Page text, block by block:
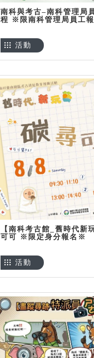
南科與考古–南科管理局
程 ※限南科管理局員工
活動
【南科考古館_舊時代新
可可 ※限定身分報名※
活動